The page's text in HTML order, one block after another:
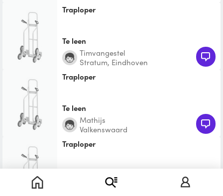
Traploper
Te leen
timvangestel
Stratum, Eindhoven
Traploper
Te leen
Mathijs
Valkenswaard
Traploper